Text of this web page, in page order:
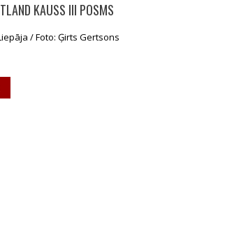
KAUSS III POSMS
/ Foto: Ģirts Gertsons